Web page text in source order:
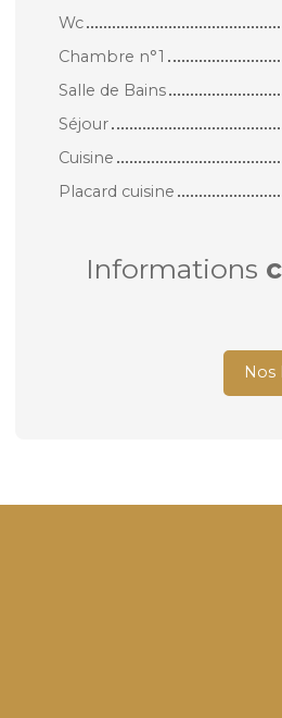
Wc
Chambre n°1
Salle de Bains
Séjour
Cuisine
Placard cuisine
Informations
Nos